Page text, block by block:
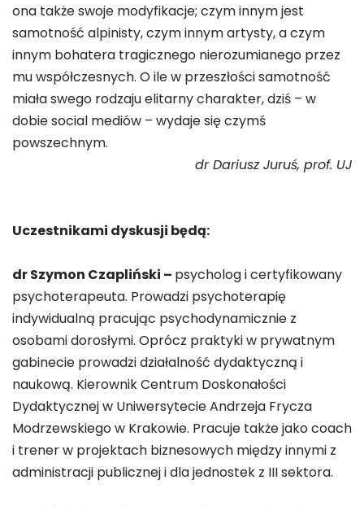
ona także swoje modyfikacje; czym innym jest
samotność alpinisty, czym innym artysty, a czym
innym bohatera tragicznego nierozumianego przez
mu współczesnych. O ile w przeszłości samotność
miała swego rodzaju elitarny charakter, dziś – w
dobie social mediów – wydaje się czymś
powszechnym.
dr Dariusz Juruś, prof. UJ
Uczestnikami dyskusji będą:
dr Szymon Czapliński – psycholog i certyfikowany
psychoterapeuta. Prowadzi psychoterapię
indywidualną pracując psychodynamicznie z
osobami dorosłymi. Oprócz praktyki w prywatnym
gabinecie prowadzi działalność dydaktyczną i
naukową. Kierownik Centrum Doskonałości
Dydaktycznej w Uniwersytecie Andrzeja Frycza
Modrzewskiego w Krakowie. Pracuje także jako coach
i trener w projektach biznesowych między innymi z
administracji publicznej i dla jednostek z III sektora.